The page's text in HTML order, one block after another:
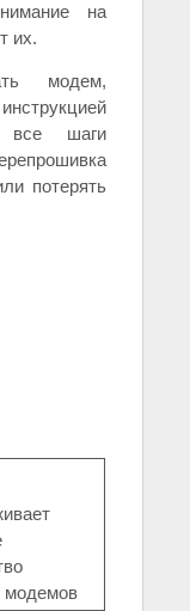
на
их.
модем,
все шаги
потерять
модемов